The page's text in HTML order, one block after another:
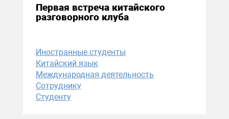
Первая встреча китайского
разговорного клуба
Иностранные студенты
Китайский язык
Международная деятельность
Сотруднику
Студенту